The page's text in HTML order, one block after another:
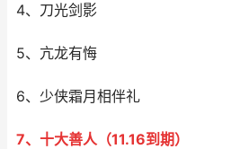
4、刀光剑影
5、亢龙有悔
6、少侠霜月相伴礼
7、十大善人（11.16到期）